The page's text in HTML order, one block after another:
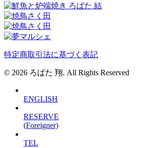
特定商取引法に基づく表記
© 2026 ろばた 翔. All Rights Reserved
ENGLISH
RESERVE
(Foreigner)
TEL